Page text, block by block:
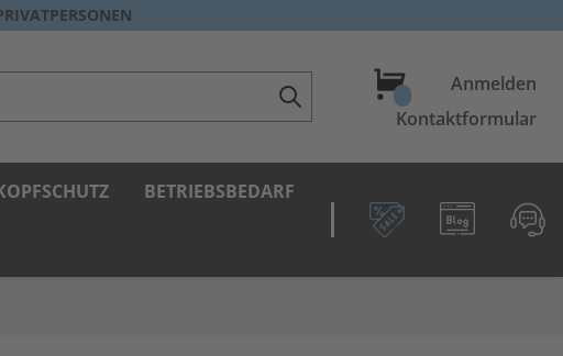
WarenkorbAnmelden
Kontaktformular
BETRIEBSBEDARF